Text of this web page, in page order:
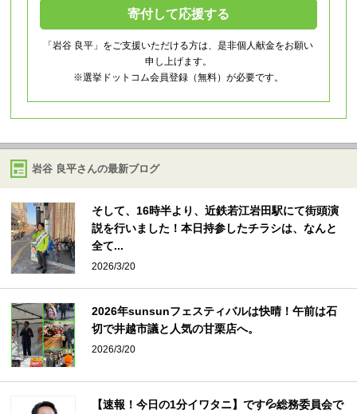
寄付して応援する
「岩谷 良平」をご支援いただける方は、是非個人献金をお願い
申し上げます。
※選挙ドットコム会員登録（無料）が必要です。
岩谷 良平さんの最新ブログ
そして、16時半より、近鉄若江岩田駅にて街頭演
説を行いました！本日持参したチラシは、なんと
全て...
2026/3/20
2026年sunsunフェスティバルは快晴！午前は石
切で井越市議と人気の甘栗店へ。
2026/3/20
【速報！今日の1分イワタニ】です💦総務委員会で